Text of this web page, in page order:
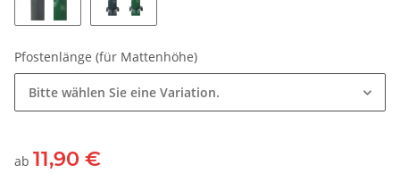
Pfostenlänge (für Mattenhöhe)
Bitte wählen Sie eine Variation.
ab 11,90 €